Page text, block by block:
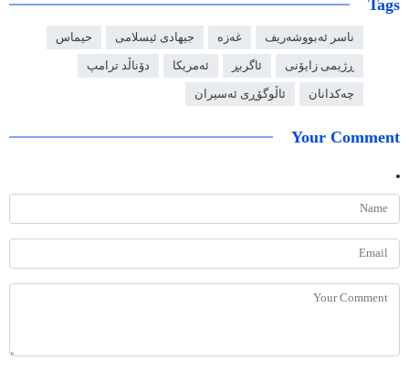
Tags
ناسر ئەبووشەریف غەزە جیهادی ئیسلامی حیماس
ڕژیمی زایۆنی ئاگربڕ ئەمریکا دۆناڵد ترامپ
چەکدانان ئاڵوگۆڕی ئەسیران
Your Comment